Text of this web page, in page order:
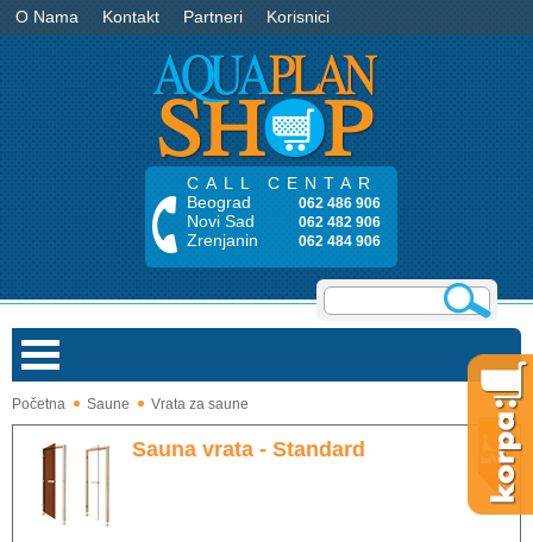
O Nama Kontakt Partneri Korisnici
CALL CENTAR
Beograd
062 486 906
Novi Sad 062 482 906
Zrenjanin 062 484 906
Bazeni
Saune
Početna Saune Vrata za saune
Sauna vrata - Standard